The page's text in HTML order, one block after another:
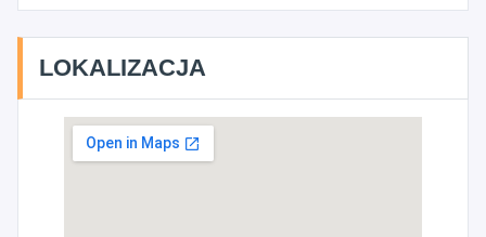
LOKALIZACJA